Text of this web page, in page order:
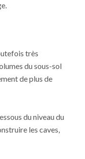
très
du sous-sol
de plus de
du niveau du
les caves,